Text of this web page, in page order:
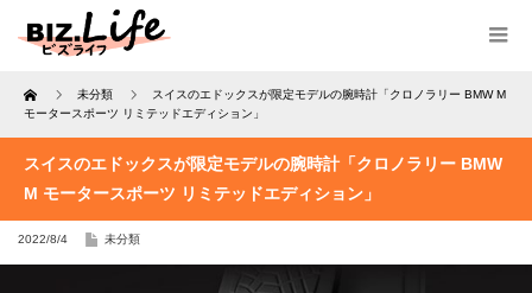
Home 未分類
スイスのエドックスが限定モデルの腕時計「クロノラリー BMW M
モータースポーツ リミテッドエディション」
スイスのエドックスが限定モデルの腕時計「クロノラリー BMW
M モータースポーツ リミテッドエディション」
2022/8/4 未分類